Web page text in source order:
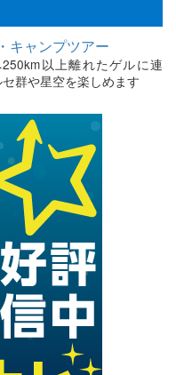
キャンプツアー
以上離れたゲルに連
群や星空を楽しめます